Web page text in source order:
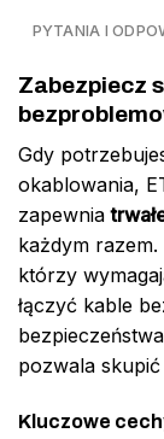
PYTANIA I
Zabezpiecz
Gdy
okablowania,
zapewnia
każdym
którzy
łączyć kable
pozwala
Kluczowe